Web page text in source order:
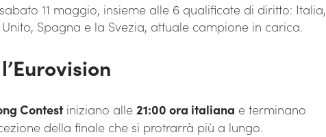
11 maggio, insieme alle 6 qualificate di diritto: Italia,
Spagna e la Svezia, attuale campione in carica.
Contestiniziano alle 21:00 ora italiana e terminano
della finale che si protrarrà più a lungo.